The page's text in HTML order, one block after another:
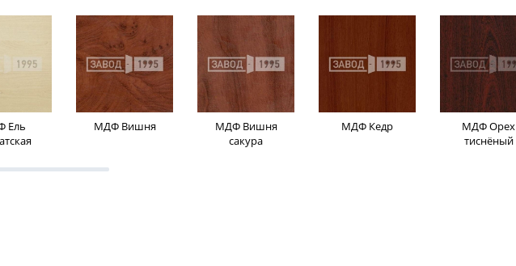
Ель
МДФ Вишня
МДФ Вишня
сакура
МДФ Кедр
МДФ Орех
тиснёный